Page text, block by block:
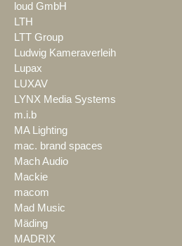
loud GmbH
LTH
LTT Group
Ludwig Kameraverleih
Lupax
LUXAV
LYNX Media Systems
m.i.b
MA Lighting
mac. brand spaces
Mach Audio
Mackie
macom
Mad Music
Mäding
MADRIX